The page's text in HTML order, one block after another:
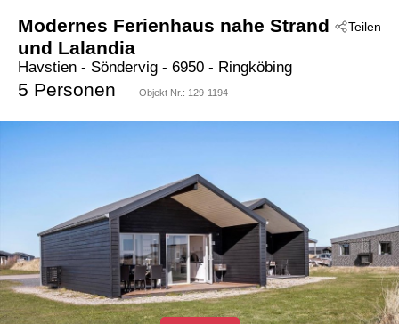
Teilen
Modernes Ferienhaus nahe Strand
und Lalandia
Havstien - Söndervig - 6950 - Ringköbing
5 Personen Objekt Nr.: 129-1194